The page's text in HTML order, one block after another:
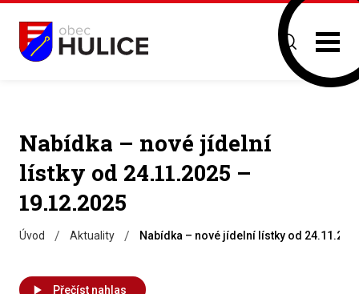
Nabídka – nové jídelní
lístky od 24.11.2025 –
19.12.2025
Úvod / Aktuality / Nabídka – nové jídelní lístky od
Přečíst nahlas